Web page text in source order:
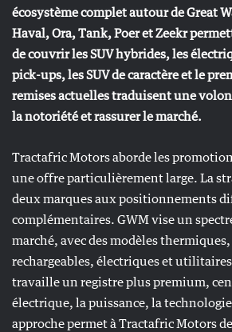
écosystème complet autour de Great
Haval, Ora, Tank, Poer et Zeekr
de couvrir les SUV hybrides, les
pick-ups, les SUV de caractère et le
remises actuelles traduisent une
la notoriété et rassurer le marché.
Tractafric Motors aborde les
une offre particulièrement large. La
deux marques aux positionnements
complémentaires. GWM vise un
marché, avec des modèles
rechargeables, électriques et
travaille un registre plus premium,
électrique, la puissance, la
approche permet à Tractafric Motors